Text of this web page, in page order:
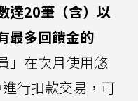
達20筆（含）以
最多回饋金的
」在次月使用悠
行扣款交易，可